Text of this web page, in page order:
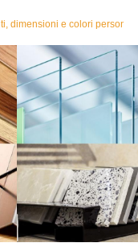
dimensioni e colori